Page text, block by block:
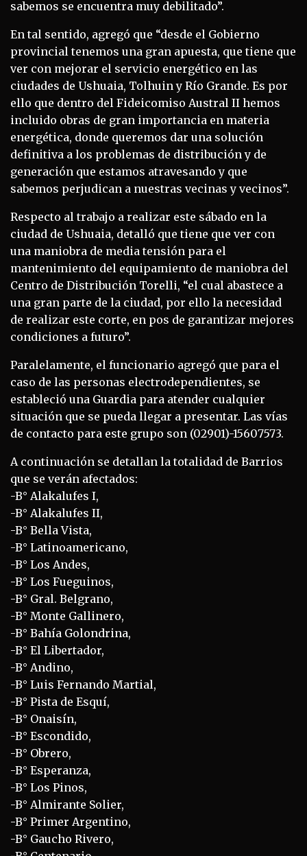
sabemos se encuentra muy debilitado”.
En tal sentido, agregó que “desde el Gobierno
provincial tenemos una gran apuesta, que tiene que
ver con mejorar el servicio energético en las
ciudades de Ushuaia, Tolhuin y Río Grande. Es por
ello que dentro del Fideicomiso Austral II hemos
incluido obras de gran importancia en materia
energética, donde queremos dar una solución
definitiva a los problemas de distribución y de
generación que estamos atravesando y que
sabemos perjudican a nuestras vecinas y vecinos”.
Respecto al trabajo a realizar este sábado en la
ciudad de Ushuaia, detalló que tiene que ver con
una maniobra de media tensión para el
mantenimiento del equipamiento de maniobra del
Centro de Distribución Torelli, “el cual abastece a
una gran parte de la ciudad, por ello la necesidad
de realizar este corte, en pos de garantizar mejores
condiciones a futuro”.
Paralelamente, el funcionario agregó que para el
caso de las personas electrodependientes, se
estableció una Guardia para atender cualquier
situación que se pueda llegar a presentar. Las vías
de contacto para este grupo son (02901)-15607573.
A continuación se detallan la totalidad de Barrios
que se verán afectados:
-B° Alakalufes I,
-B° Alakalufes II,
-B° Bella Vista,
-B° Latinoamericano,
-B° Los Andes,
-B° Los Fueguinos,
-B° Gral. Belgrano,
-B° Monte Gallinero,
-B° Bahía Golondrina,
-B° El Libertador,
-B° Andino,
-B° Luis Fernando Martial,
-B° Pista de Esquí,
-B° Onaisín,
-B° Escondido,
-B° Obrero,
-B° Esperanza,
-B° Los Pinos,
-B° Almirante Solier,
-B° Primer Argentino,
-B° Gaucho Rivero,